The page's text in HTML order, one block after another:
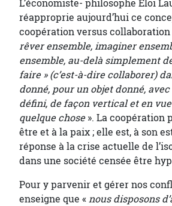
L’économiste- philosophe Eloi
réapproprie aujourd’hui ce
coopération versus collaboration
rêver ensemble, imaginer
ensemble, au-delà simplement
faire » (c’est-à-dire collaborer)
donné, pour un objet donné,
défini, de façon vertical et en
quelque chose». La coopération
être et à la paix ; elle est, à son
réponse à la crise actuelle de
dans une société censée être
Pour y parvenir et gérer nos
enseigne que «nous disposons